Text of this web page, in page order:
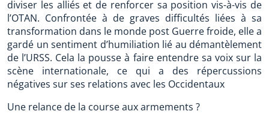
diviser les alliés et de renforcer sa position vis-à-vis de
l’OTAN. Confrontée à de graves difficultés liées à sa
transformation dans le monde post Guerre froide, elle a
gardé un sentiment d’humiliation lié au démantèlement
de l’URSS. Cela la pousse à faire entendre sa voix sur la
scène internationale, ce qui a des répercussions
négatives sur ses relations avec les Occidentaux
Une relance de la course aux armements ?